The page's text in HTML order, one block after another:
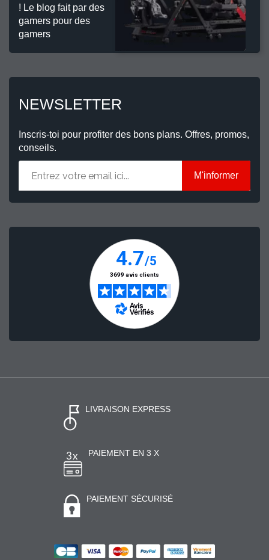
! Le blog fait par des
gamers pour des
gamers
NEWSLETTER
Inscris-toi pour profiter des bons plans. Offres, promos,
conseils.
M'informer
LIVRAISON EXPRESS
PAIEMENT EN 3 X
PAIEMENT SÉCURISÉ